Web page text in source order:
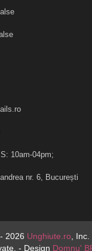
10am-04pm;
nr. 6, București
2026 Unghiute.ro ,
- Design Domnu'